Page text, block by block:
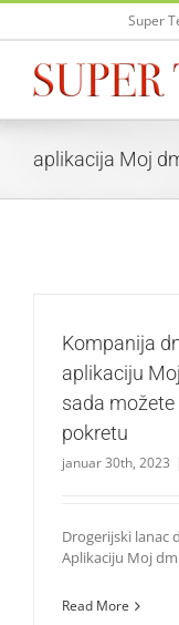
Skip
Super
aplikacija Moj
Kompanija
aplikaciju
sada
pokretu
januar 30th, 2023
Drogerijski lanac
Aplikaciju Moj
Read More